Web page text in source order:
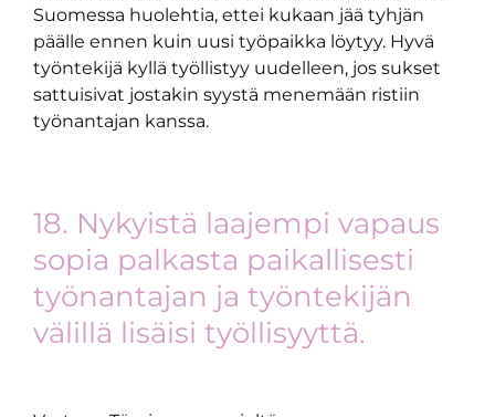
Suomessa huolehtia, ettei kukaan jää tyhjän
päälle ennen kuin uusi työpaikka löytyy. Hyvä
työntekijä kyllä työllistyy uudelleen, jos sukset
sattuisivat jostakin syystä menemään ristiin
työnantajan kanssa.
18. Nykyistä laajempi vapaus
sopia palkasta paikallisesti
työnantajan ja työntekijän
välillä lisäisi työllisyyttä.